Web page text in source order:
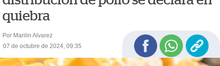
quiebra
Por Marilin Alvarez
07 de octubre de 2024, 09:35